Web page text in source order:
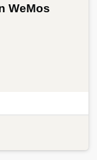
WeMos